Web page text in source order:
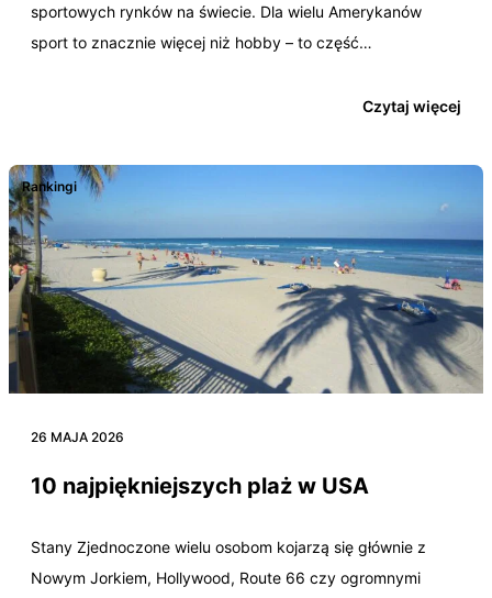
sportowych rynków na świecie. Dla wielu Amerykanów
sport to znacznie więcej niż hobby – to część…
Czytaj więcej
Rankingi
26 MAJA 2026
10 najpiękniejszych plaż w USA
Stany Zjednoczone wielu osobom kojarzą się głównie z
Nowym Jorkiem, Hollywood, Route 66 czy ogromnymi